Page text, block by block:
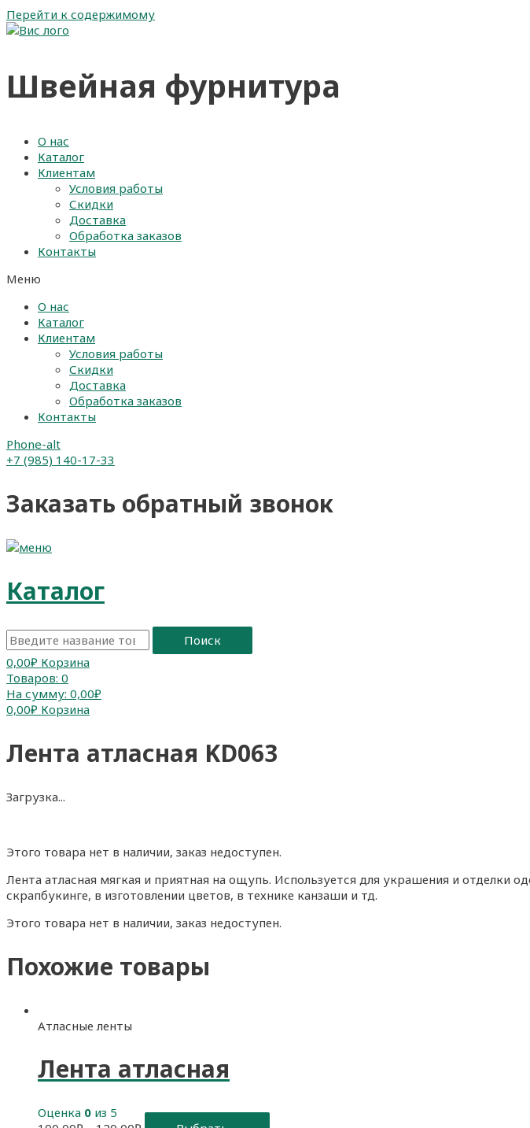
Перейти к содержимому
Швейная фурнитура
О нас
Каталог
Клиентам
Условия работы
Скидки
Доставка
Обработка заказов
Контакты
Меню
О нас
Каталог
Клиентам
Условия работы
Скидки
Доставка
Обработка заказов
Контакты
Phone-alt
+7 (985) 140-17-33
Заказать обратный звонок
Каталог
Поиск
0,00₽ Корзина
Товаров: 0
На сумму: 0,00₽
0,00₽ Корзина
Лента атласная KD063
Загрузка...
Этого товара нет в наличии, заказ недоступен.
Лента атласная мягкая и приятная на ощупь. Используется для украшения и
скрапбукинге, в изготовлении цветов, в технике канзаши и тд.
Этого товара нет в наличии, заказ недоступен.
Похожие товары
Атласные ленты
Лента атласная
Оценка 0 из 5